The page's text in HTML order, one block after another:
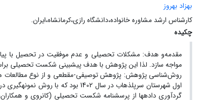
بهزاد بهروز
کارشناس ارشد مشاوره خانواده،دانشگاه رازی،کرمانشاه،ایران.
چکیده
مقدمه‌و هدف: مشکلات تحصیلی و عدم موفقیت در تحصیل با
مواجه سازد. لذا این پژوهش با هدف پیش‏بینی شکست تحصیلی
روش‌شناسی پژوهش: پژوهش توصیفی-مقطعی و از نوع مطالعات